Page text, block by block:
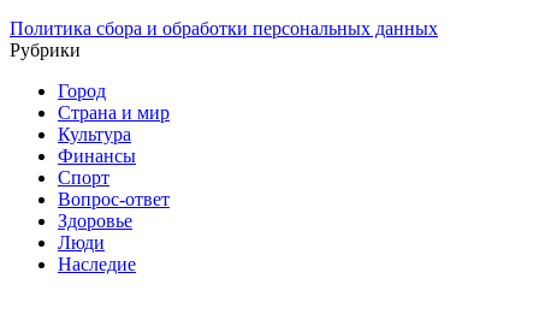
Политика сбора и обработки персональных данных
Рубрики
Город
Страна и мир
Культура
Финансы
Спорт
Вопрос-ответ
Здоровье
Люди
Наследие